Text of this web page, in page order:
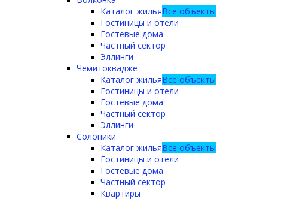
Каталог жильяВсе объекты
Гостиницы и отели
Гостевые дома
Частный сектор
Эллинги
Чемитоквадже
Каталог жильяВсе объекты
Гостиницы и отели
Гостевые дома
Частный сектор
Эллинги
Солоники
Каталог жильяВсе объекты
Гостиницы и отели
Гостевые дома
Частный сектор
Квартиры